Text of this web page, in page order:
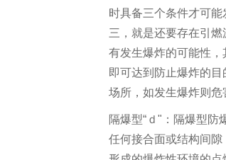
时具备三个条件才可能
三，就是还要存在引
有发生爆炸的可能性
即可达到防止爆炸的目
场所，如发生爆炸则
隔爆型“ ｄ " ： 隔爆型防
任何接合面或结构间